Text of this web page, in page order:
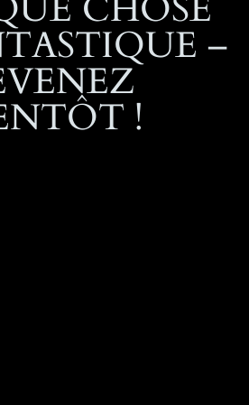
–
!